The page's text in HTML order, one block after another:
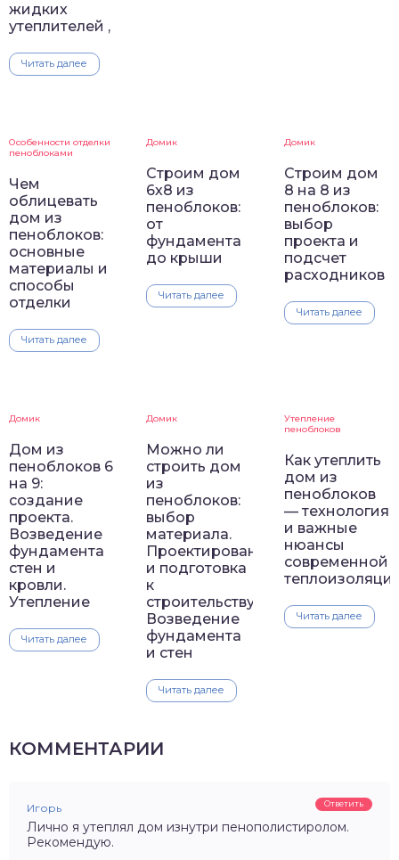
жидких
утеплителей ,
Читать далее
Особенности отделки
пеноблоками
Чем
облицевать
дом из
пеноблоков:
основные
материалы и
способы
отделки
Читать далее
Домик
Строим дом
6х8 из
пеноблоков:
от
фундамента
до крыши
Читать далее
Домик
Строим дом
8 на 8 из
пеноблоков:
выбор
проекта и
подсчет
расходников
Читать далее
Домик
Дом из
пеноблоков 6
на 9:
создание
проекта.
Возведение
фундамента
стен и
кровли.
Утепление
Читать далее
Домик
Можно ли
строить дом
из
пеноблоков:
выбор
материала.
Проектирование
и подготовка
к
строительству.
Возведение
фундамента
и стен
Читать далее
Утепление
пеноблоков
Как утеплить
дом из
пеноблоков
— технология
и важные
нюансы
современной
Читать далее
КОММЕНТАРИИ
Игорь Ответить
Лично я утеплял дом изнутри пенополистиролом.
Рекомендую.